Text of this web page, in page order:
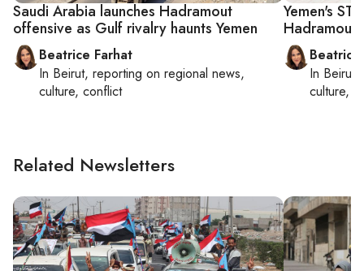
Saudi Arabia launches Hadramout
offensive as Gulf rivalry haunts Yemen
Beatrice Farhat
In Beirut, reporting on regional news,
culture, conflict
Yemen's
Hadramout
Beatrice
In Beirut
culture,
Related Newsletters